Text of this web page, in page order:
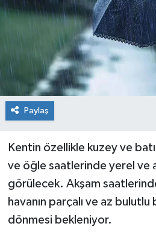
Paylaş
Kentin özellikle kuzey ve
ve öğle saatlerinde yerel ve
görülecek. Akşam
havanın parçalı ve az
dönmesi bekleniyor.